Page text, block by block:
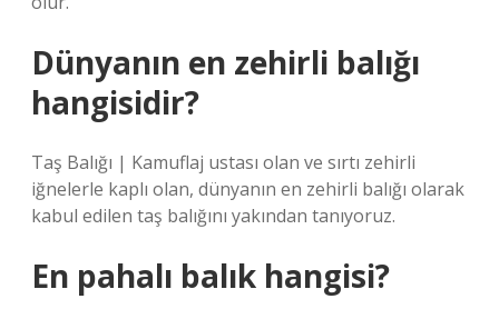
Dünyanın en zehirli balığı
hangisidir?
Taş Balığı | Kamuflaj ustası olan ve sırtı zehirli
iğnelerle kaplı olan, dünyanın en zehirli balığı olarak
kabul edilen taş balığını yakından tanıyoruz.
En pahalı balık hangisi?